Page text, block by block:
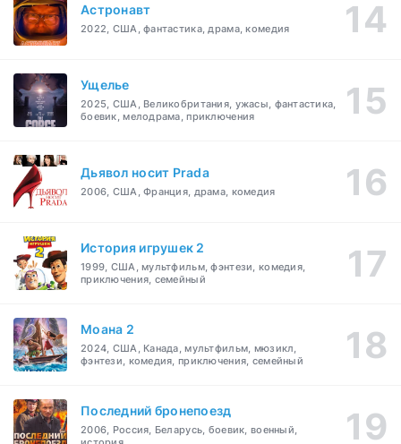
Астронавт
2022, США, фантастика, драма, комедия
Ущелье
2025, США, Великобритания, ужасы, фантастика,
боевик, мелодрама, приключения
Дьявол носит Prada
2006, США, Франция, драма, комедия
История игрушек 2
1999, США, мультфильм, фэнтези, комедия,
приключения, семейный
Моана 2
2024, США, Канада, мультфильм, мюзикл,
фэнтези, комедия, приключения, семейный
Последний бронепоезд
2006, Россия, Беларусь, боевик, военный,